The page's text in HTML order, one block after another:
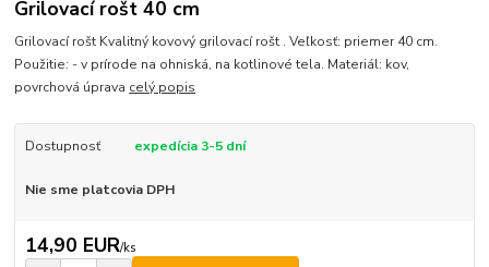
Grilovací rošt 40 cm
Grilovací rošt Kvalitný kovový grilovací rošt . Veľkosť: priemer 40 cm.
Použitie: - v prírode na ohniská, na kotlinové tela. Materiál: kov,
povrchová úprava celý popis
Dostupnosť expedícia 3-5 dní
Nie sme platcovia DPH
14,90 EUR/ks